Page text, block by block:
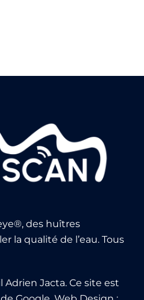
des huîtres
la qualité de l’eau. Tous
Adrien Jacta. Ce site est